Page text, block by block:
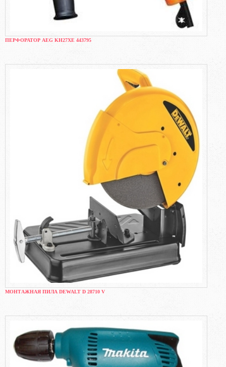
ПЕРФОРАТОР AEG KH27XE 443795
МОНТАЖНАЯ ПИЛА DEWALT D 28710 V